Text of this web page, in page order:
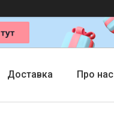
Доставка Про нас